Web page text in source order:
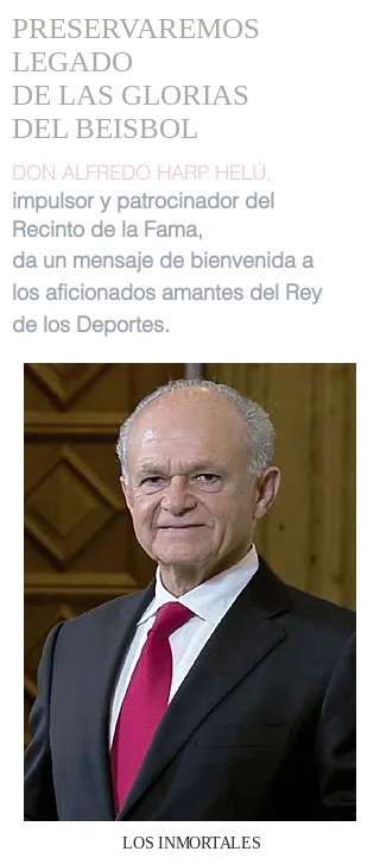
PRESERVAREMOS
LEGADO
DE LAS GLORIAS
DEL BEISBOL
DON ALFREDO HARP HELÚ,
impulsor y patrocinador del
Recinto de la Fama,
da un mensaje de bienvenida a
los aficionados amantes del Rey
de los Deportes.
LOS INMORTALES